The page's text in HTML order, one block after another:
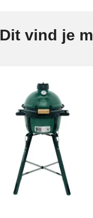
Dit vind je